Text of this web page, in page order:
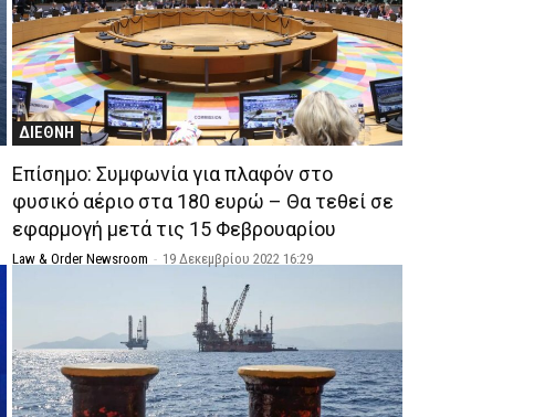
ΔΙΕΘΝΗ
Επίσημο: Συμφωνία για πλαφόν στο
φυσικό αέριο στα 180 ευρώ – Θα τεθεί σε
εφαρμογή μετά τις 15 Φεβρουαρίου
Law & Order Newsroom - 19 Δεκεμβρίου 2022 16:29